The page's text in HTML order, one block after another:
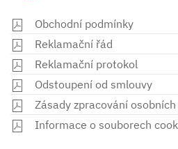
Obchodní podmínky
Reklamační řád
Reklamační protokol
Odstoupení od smlouvy
Zásady zpracování
Informace o souborech